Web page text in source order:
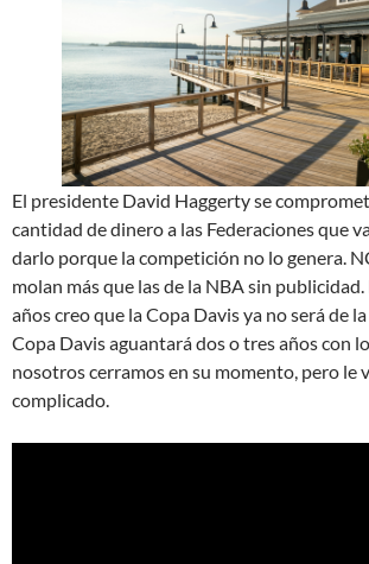
El presidente David Haggerty se
cantidad de dinero a las Federaciones que
darlo porque la competición no lo genera.
molan más que las de la NBA sin
años creo que la Copa Davis ya no será de
Copa Davis aguantará dos o tres años con
nosotros cerramos en su momento, pero le
complicado.